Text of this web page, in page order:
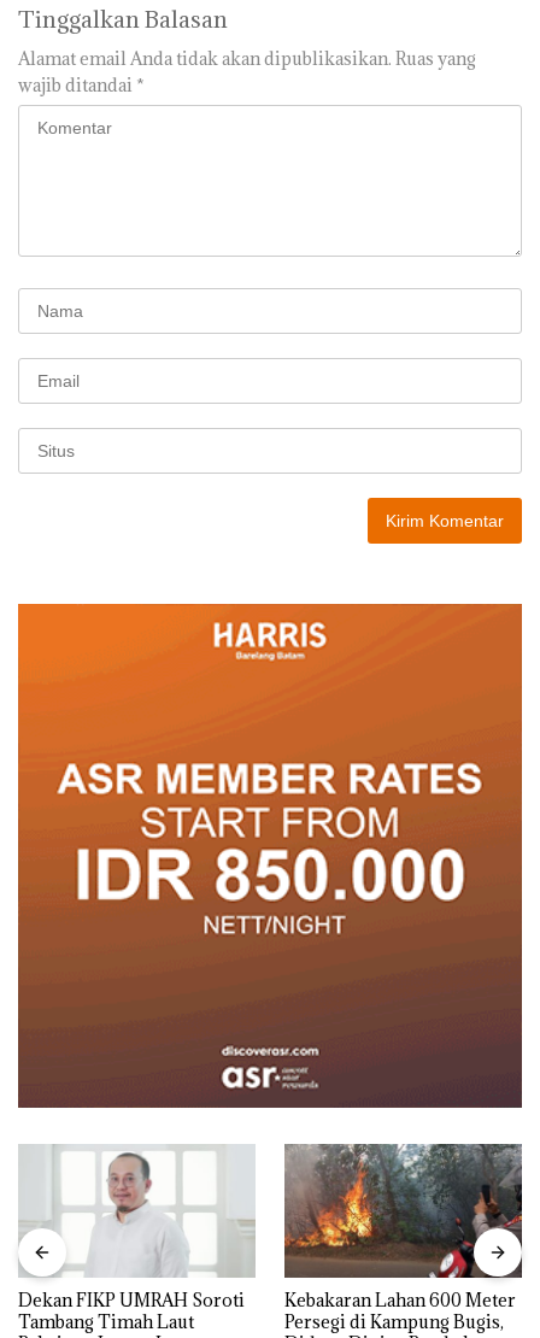
Tinggalkan Balasan
Alamat email Anda tidak akan dipublikasikan. Ruas yang
wajib ditandai *
Dekan FIKP UMRAH Soroti
Tambang Timah Laut
Kebakaran Lahan 600 Meter
Persegi di Kampung Bugis,